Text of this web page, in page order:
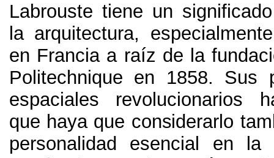
Labrouste tiene un
la arquitectura,
en Francia a raíz de la
Politechnique en 1858. Sus
espaciales revolucionarios
que haya que considerarlo
personalidad esencial en